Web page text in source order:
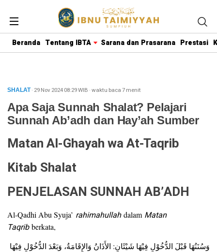
Beranda Tentang IBTA Sarana dan Prasarana Prestasi
SHALAT· 29 Nov 202408:29WIB ·waktu baca 7 menit
Apa Saja Sunnah Shalat? Pelajari
Sunnah Ab’adh dan Hay’ah Sumber
Matan Al-Ghayah wa At-Taqrib
Kitab Shalat
PENJELASAN SUNNAH AB’ADH
Al-Qadhi Abu Syuja’ rahimahullahdalam Matan
Taqribberkata,
وَسُنَنُهَا قَبْلَ الدُّخُوْلِ فِيْهَا شَيْئَانِ: الأَذَانُ وَالإِقَامَةُ، وَبَعْدَ الدُّخُوْلِ فِيْهَا